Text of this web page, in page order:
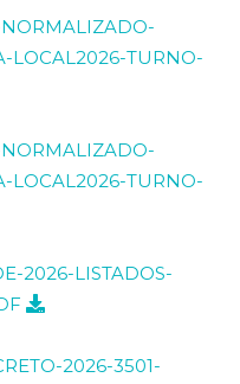
LOCAL2026-TURNO-
LOCAL2026-TURNO-
2026-LISTADOS-
2026-3501-